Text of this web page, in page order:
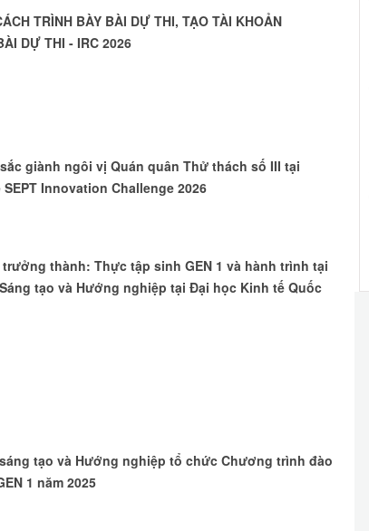
TRÌNH BÀY BÀI DỰ THI, TẠO TÀI KHOẢN
DỰ THI - IRC 2026
giành ngôi vị Quán quân Thử thách số III tại
Innovation Challenge 2026
thành: Thực tập sinh GEN 1 và hành trình tại
tạo và Hướng nghiệp tại Đại học Kinh tế Quốc
tạo và Hướng nghiệp tổ chức Chương trình đào
1 năm 2025